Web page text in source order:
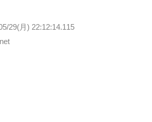
29(月) 22:12:14.115